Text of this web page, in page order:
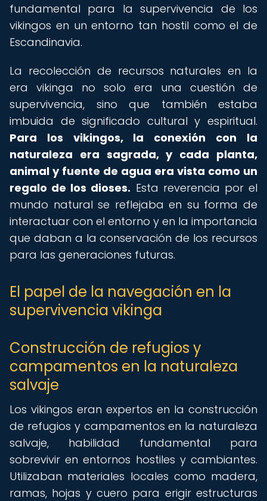
fundamental para la supervivencia de los
vikingos en un entorno tan hostil como el de
Escandinavia.
La recolección de recursos naturales en la
era vikinga no solo era una cuestión de
supervivencia, sino que también estaba
imbuida de significado cultural y espiritual.
Para los vikingos, la conexión con la
naturaleza era sagrada, y cada planta,
animal y fuente de agua era vista como un
regalo de los dioses. Esta reverencia por el
mundo natural se reflejaba en su forma de
interactuar con el entorno y en la importancia
que daban a la conservación de los recursos
para las generaciones futuras.
El papel de la navegación en la
supervivencia vikinga
Construcción de refugios y
campamentos en la naturaleza
salvaje
Los vikingos eran expertos en la construcción
de refugios y campamentos en la naturaleza
salvaje, habilidad fundamental para
sobrevivir en entornos hostiles y cambiantes.
Utilizaban materiales locales como madera,
ramas, hojas y cuero para erigir estructuras